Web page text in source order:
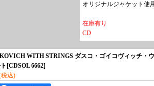
オリジナルジャケット使
在庫有り
CD
WITH STRINGS ダスコ・ゴイコヴィッチ・
[CDSOL 6662]
税込)